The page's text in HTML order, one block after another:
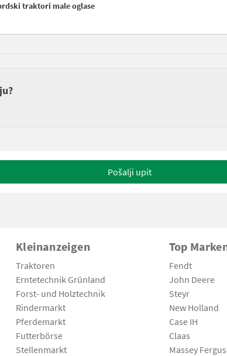
traktori male oglase
Pošalji upit
Kleinanzeigen
Traktoren
Erntetechnik Grünland
Forst- und Holztechnik
Rindermarkt
Pferdemarkt
Futterbörse
Stellenmarkt
Top
Fendt
John Deere
Steyr
New Holland
Case IH
Claas
Massey